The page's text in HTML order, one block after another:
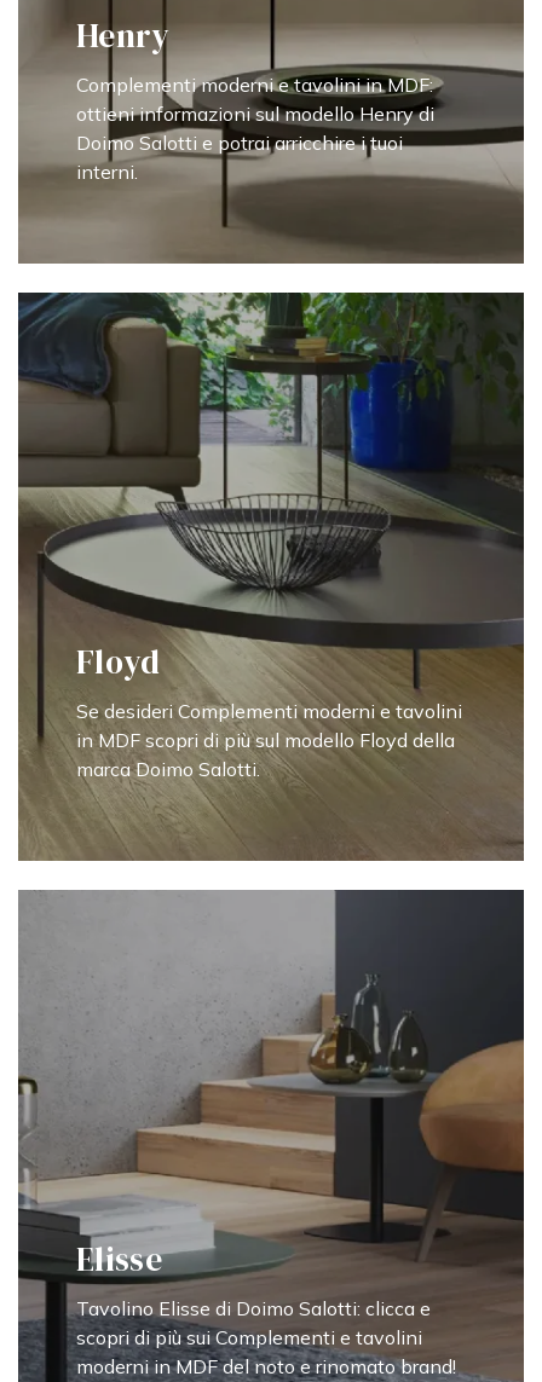
Henry
Complementi moderni e tavolini in MDF:
ottieni informazioni sul modello Henry di
Doimo Salotti e potrai arricchire i tuoi
interni.
Floyd
Se desideri Complementi moderni e tavolini
in MDF scopri di più sul modello Floyd della
marca Doimo Salotti.
Elisse
Tavolino Elisse di Doimo Salotti: clicca e
scopri di più sui Complementi e tavolini
moderni in MDF del noto e rinomato brand!